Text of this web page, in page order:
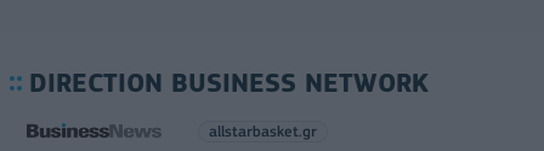
DIRECTION BUSINESS NETWORK
allstarbasket.gr